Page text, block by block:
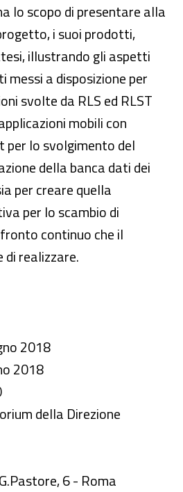
lo scopo di presentare alla
i suoi prodotti,
illustrando gli aspetti
a disposizione per
svolte da RLS ed RLST
mobili con
per lo svolgimento del
della banca dati dei
per creare quella
per lo scambio di
continuo che il
realizzare.
2018
2018
della Direzione
6 - Roma